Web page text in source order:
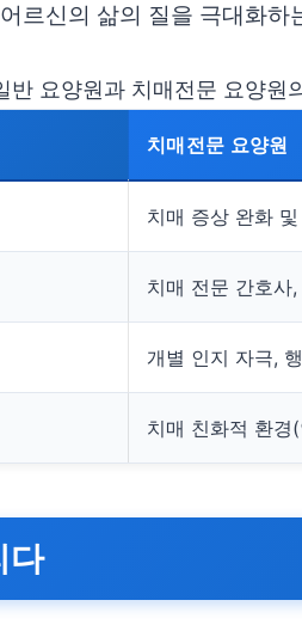
르신의 삶의 질을 극대화하
반 요양원과 치매전문 요양원
치매전문 요양원
치매 증상 완화
치매 전문 간호사
개별 인지 자극,
치매 친화적 환경
다